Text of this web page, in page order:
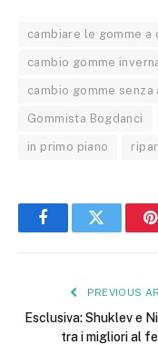
cambiare le gomme a
cambio gomme
cambio gomme senza
Gommista Bogdanci
in primo piano
FacebookTwitter
PREVIOUS
Esclusiva: Shuklev e
tra i migliori al